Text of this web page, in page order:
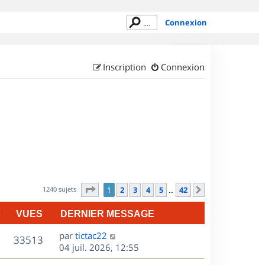
Connexion
Connexion
Inscription
1240 sujets Page sur42
1 2 3 4 5 … 42
VUES DERNIER MESSAGE
33513V
u
D
e
r
par tictac22
04 juil. 2026, 12:55